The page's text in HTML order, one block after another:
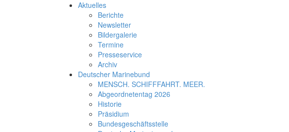
Aktuelles
Berichte
Newsletter
Bildergalerie
Termine
Presseservice
Archiv
Deutscher Marinebund
MENSCH. SCHIFFFAHRT. MEER.
Abgeordnetentag 2026
Historie
Präsidium
Bundesgeschäftsstelle